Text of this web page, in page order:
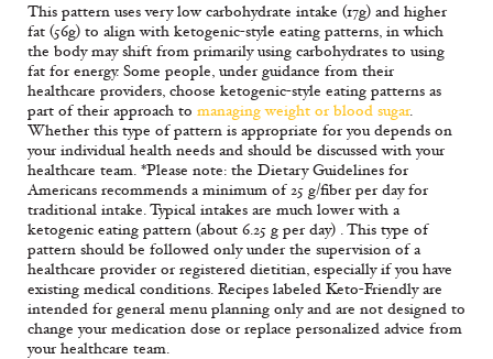
This pattern uses very low carbohydrate intake (17g) and higher
fat (56g) to align with ketogenic-style eating patterns, in which
the body may shift from primarily using carbohydrates to using
fat for energy. Some people, under guidance from their
healthcare providers, choose ketogenic-style eating patterns as
part of their approach to managing weight or blood sugar.
Whether this type of pattern is appropriate for you depends on
your individual health needs and should be discussed with your
healthcare team. *Please note: the Dietary Guidelines for
Americans recommends a minimum of 25 g/fiber per day for
traditional intake. Typical intakes are much lower with a
ketogenic eating pattern (about 6.25 g per day) . This type of
pattern should be followed only under the supervision of a
healthcare provider or registered dietitian, especially if you have
existing medical conditions. Recipes labeled Keto-Friendly are
intended for general menu planning only and are not designed to
change your medication dose or replace personalized advice from
your healthcare team.